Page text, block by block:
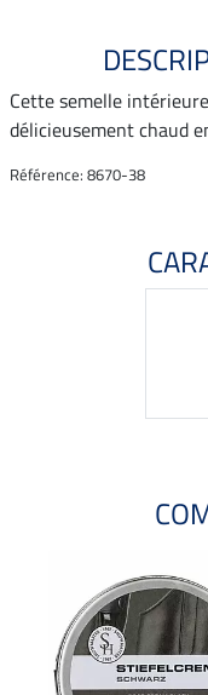
Cette semelle
délicieusement chaud
Référence: 8670-38